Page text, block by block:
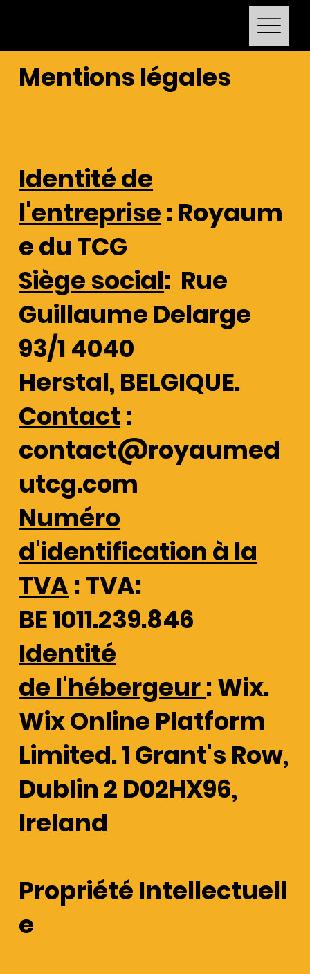
Mentions légales
Identité de
l'entreprise : Royaum
e du TCG
Siège social: Rue
Guillaume Delarge
93/1 4040
Herstal, BELGIQUE.
Contact :
contact@royaumed
utcg.com
Numéro
d'identification à la
TVA: TVA:
BE 1011.239.846
Identité
de l'hébergeur: Wix.
Wix Online Platform
Limited. 1 Grant's Row,
Dublin 2 D02HX96,
Ireland
Propriété Intellectuell
e